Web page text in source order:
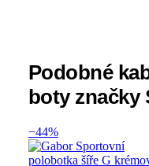
Podobné
boty značky
−44%